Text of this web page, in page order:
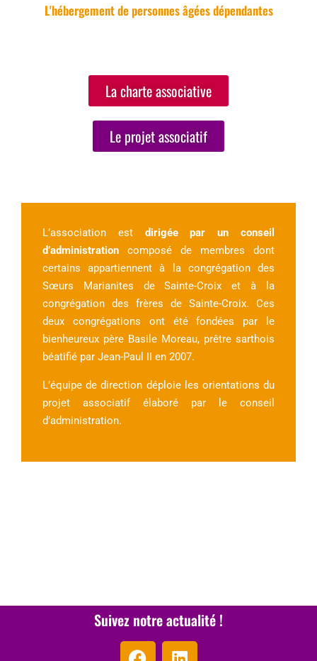
L'hébergement de personnes âgées dépendantes
La charte associative
Le projet associatif
L’association est dirigée par un conseil
d’administration composé de membres dont
certains appartiennent à la congrégation des
Sœurs Marianites de Sainte-Croix et à la
congrégation des frères de Sainte-Croix. Ces
deux congrégations ont été fondées par le
bienheureux père Basile Moreau, prêtre sarthois
béatifié par Jean-Paul II en 2007.
L’équipe de direction déploie les orientations du
projet associatif élaboré par le conseil
d’administration.
Suivez notre actualité !